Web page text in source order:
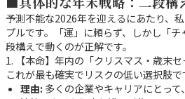
予測不能な2026年を迎えるにあたり、
プルです。「運」に頼らず、しかし「
段構えで動くのが正解です。
1. 【本命】年内の「クリスマス・歳末
これが最も確実でリスクの低い選択肢で
理由: 多くの企業やキャリアにとっ